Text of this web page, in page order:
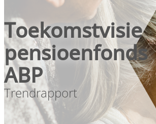
Toekomstvisie
pensioenfonds
ABP
Trendrapport